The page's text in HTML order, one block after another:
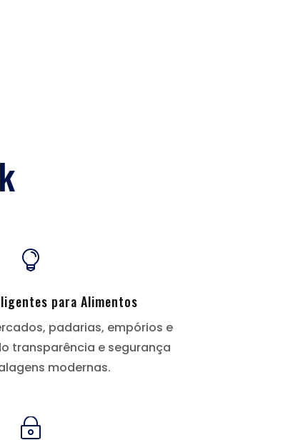

para Alimentos
padarias, empórios e
transparência e segurança
modernas.
~